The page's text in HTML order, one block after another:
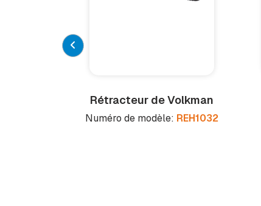
Rétracteur de Volkman
Numéro de modèle: REH1032